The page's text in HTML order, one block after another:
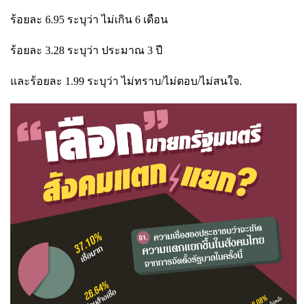
ร้อยละ 6.95 ระบุว่า ไม่เกิน 6 เดือน
ร้อยละ 3.28 ระบุว่า ประมาณ 3 ปี
และร้อยละ 1.99 ระบุว่า ไม่ทราบ/ไม่ตอบ/ไม่สนใจ.